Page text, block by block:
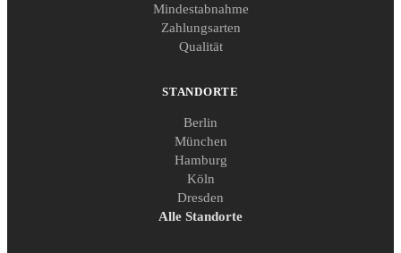
Mindestabnahme
Zahlungsarten
Qualität
STANDORTE
Berlin
München
Hamburg
Köln
Dresden
Alle Standorte